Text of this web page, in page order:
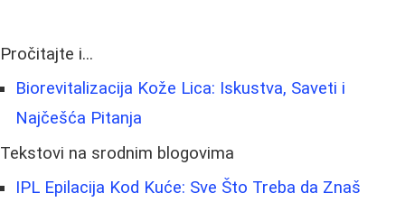
Pročitajte i...
Biorevitalizacija Kože Lica: Iskustva, Saveti i
Najčešća Pitanja
Tekstovi na srodnim blogovima
IPL Epilacija Kod Kuće: Sve Što Treba da Znaš